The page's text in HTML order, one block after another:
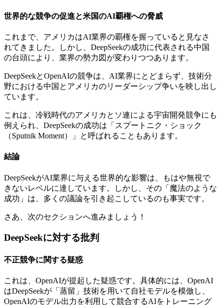
世界的な競争の促進と米国のAI覇権への脅威
これまで、アメリカはAI業界の覇権を握っていると見なさ
れてきました。しかし、DeepSeekの成功に代表される中国
の台頭により、業界の勢力図が変わりつつあります。
DeepSeekとOpenAIの競争は、AI業界にとどまらず、技術分
野における中国とアメリカのリーダーシップ争いを映し出し
ています。
これは、冷戦時代のアメリカとソ連による宇宙開発競争にも
例えられ、DeepSeekの成功は「スプートニク・ショック
（Sputnik Moment）」と呼ばれることもあります。
結論
DeepSeekがAI業界に与える世界的な影響は、もはや無視で
きないレベルに達しています。しかし、その「魔法のような
成功」は、多くの議論を引き起こしているのも事実です。
さあ、次のセクションへ進みましょう！
DeepSeekに対する批判
不正競争に関する疑惑
これは、OpenAIが提起した疑惑です。具体的には、OpenAI
はDeepSeekが「蒸留」技術を用いて自社モデルを模倣し、
OpenAIのモデル出力を利用して競合するAIをトレーニング